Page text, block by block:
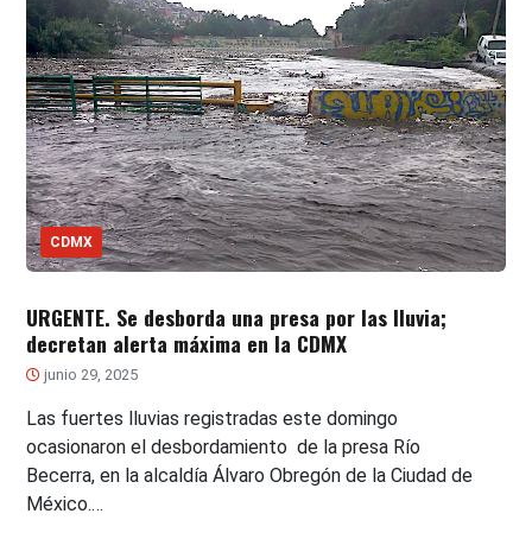
CDMX
URGENTE. Se desborda una presa por las lluvia;
decretan alerta máxima en la CDMX
junio 29, 2025
Las fuertes lluvias registradas este domingo
ocasionaron el desbordamiento de la presa Río
Becerra, en la alcaldía Álvaro Obregón de la Ciudad de
México.…